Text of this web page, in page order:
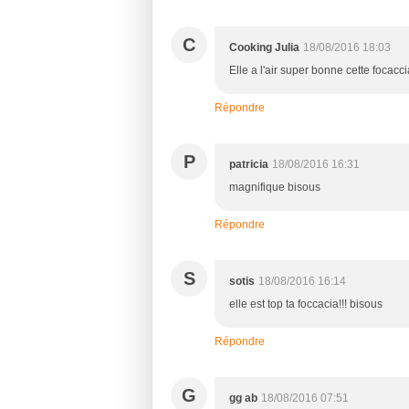
C Cooking Julia 18/08/2016 18:03
Elle a l'air super bonne cette
Répondre
P patricia 18/08/2016 16:31
magnifique bisous
Répondre
S sotis 18/08/2016 16:14
elle est top ta foccacia!!! bisous
Répondre
G gg ab 18/08/2016 07:51